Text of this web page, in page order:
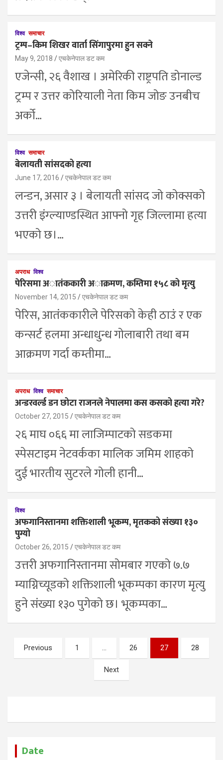
विश्व समाचार
ट्रम्प–किम शिखर वार्ता सिंगापुरमा हुन सक्ने
May 9, 2018 एचकेनेपाल डट कम
एजेन्सी, २६ वैशाख । अमेरिकी राष्ट्रपति डोनाल्ड
ट्रम्प र उत्तर कोरियाली नेता किम जोङ उनबीच
अर्को…
विश्व समाचार
बेलायती सांसदको हत्या
June 17, 2016 एचकेनेपाल डट कम
लन्डन, असार ३ । बेलायती सांसद जो कोक्सको
उत्तरी इंग्ल्याण्डस्थित आफ्नो गृह जिल्लामा हत्या
भएको छ।…
अपराध विश्व
पेरिसमा अातंककारी अाक्रमण, कम्तिमा १५८ को मृत्यु
November 14, 2015 एचकेनेपाल डट कम
पेरिस, आतंककारीले पेरिसको केही ठाउं र एक
कन्सर्ट हलमा अन्धाधुन्ध गोलाबारी तथा बम
आक्रमण गर्दा कम्तीमा…
अपराध विश्व समाचार
अन्डरवर्ल्ड डन छोटा राजनले नेपालमा कस कसको हत्या गरे?
October 27, 2015 एचकेनेपाल डट कम
२६ माघ ०६६ मा लाजिम्पाटको सडकमा
स्पेसटाइम नेटवर्कका मालिक जमिम शाहको
दुई भारतीय सुटरले गोली हानी…
विश्व
अफगानिस्तानमा शक्तिशाली भूकम्प, मृतकको संख्या १३०
पुग्यो
October 26, 2015 एचकेनेपाल डट कम
उत्तरी अफगानिस्तानमा सोमबार गएको ७.७
म्याग्निच्यूडको शक्तिशाली भूकम्पका कारण मृत्यु
हुने संख्या १३० पुगेको छ। भूकम्पका…
Posts
pagination
Previous 1 … 26 27 28
Next
Date